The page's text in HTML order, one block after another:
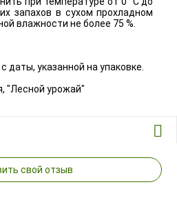
запахов в сухом прохладном
влажности не более 75 %.
даты, указанной на упаковке.
"Лесной урожай"
свой отзыв